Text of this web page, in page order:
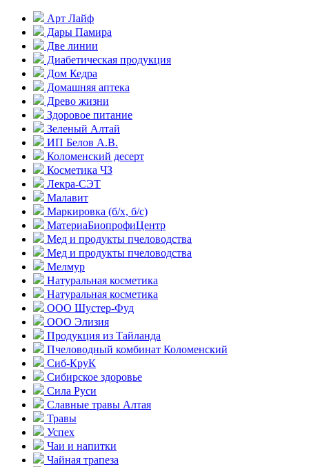
Арт Лайф
Дары Памира
Две линии
Диабетическая продукция
Дом Кедра
Домашняя аптека
Древо жизни
Здоровое питание
Зеленый Алтай
ИП Белов А.В.
Коломенский десерт
Косметика ЧЗ
Лекра-СЭТ
Малавит
Маркировка (б/х, б/с)
МатериаБиопрофиЦентр
Мед и продукты пчеловодства
Мед и продукты пчеловодства
Мелмур
Натуральная косметика
Натуральная косметика
ООО Шустер-Фуд
ООО Элизия
Продукция из Тайланда
Пчеловодный комбинат Коломенский
Сиб-КруК
Сибирское здоровье
Сила Руси
Славные травы Алтая
Травы
Успех
Чаи и напитки
Чайная трапеза